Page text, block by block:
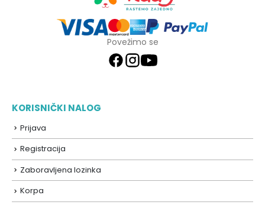
Povežimo se
KORISNIČKI NALOG
Prijava
Registracija
Zaboravljena lozinka
Korpa